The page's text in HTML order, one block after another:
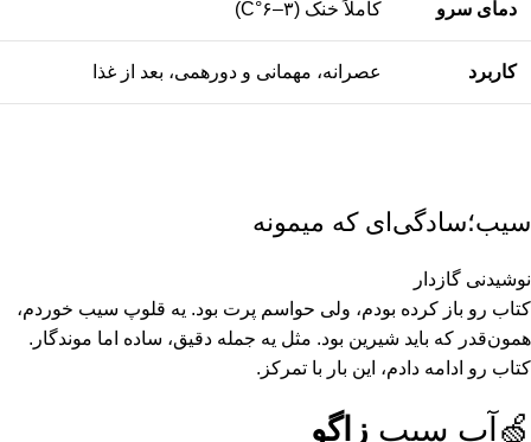
دمای سرو کاملاً خنک (۳–۶°C)
کاربرد عصرانه، مهمانی و دورهمی، بعد از غذا
سیب؛سادگی‌ای که میمونه
نوشیدنی گازدار
کتاب رو باز کرده بودم، ولی حواسم پرت بود. یه قلوپ سیب خوردم،
همون‌قدر که باید شیرین بود. مثل یه جمله دقیق، ساده اما موندگار.
کتاب رو ادامه دادم، این بار با تمرکز.
🍏آب سیب زاگو